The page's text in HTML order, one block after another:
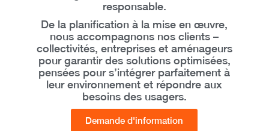
responsable.
De la planification à la mise en œuvre,
nous accompagnons nos clients –
collectivités, entreprises et aménageurs
pour garantir des solutions optimisées,
pensées pour s’intégrer parfaitement à
leur environnement et répondre aux
besoins des usagers.
Demande d'information